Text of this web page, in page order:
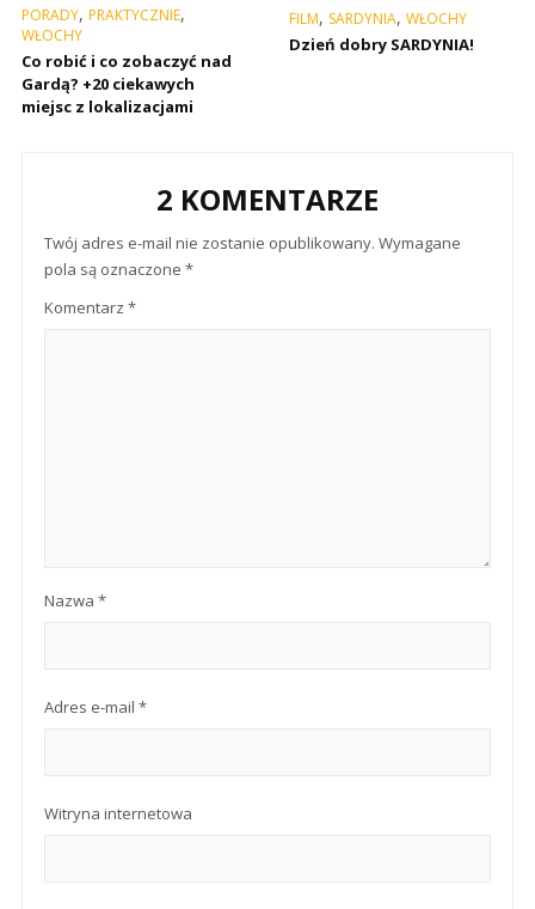
PORADY, PRAKTYCZNIE,
WŁOCHY
Co robić i co zobaczyć nad
Gardą? +20 ciekawych
miejsc z lokalizacjami
FILM, SARDYNIA, WŁOCHY
Dzień dobry SARDYNIA!
2 KOMENTARZE
Twój adres e-mail nie zostanie opublikowany. Wymagane
pola są oznaczone *
Komentarz *
Nazwa *
Adres e-mail *
Witryna internetowa